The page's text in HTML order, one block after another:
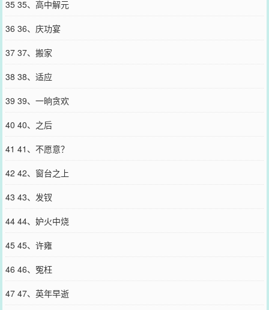
35 35、高中解元
36 36、庆功宴
37 37、搬家
38 38、适应
39 39、一晌贪欢
40 40、之后
41 41、不愿意？
42 42、窗台之上
43 43、发钗
44 44、妒火中烧
45 45、许雍
46 46、冤枉
47 47、英年早逝